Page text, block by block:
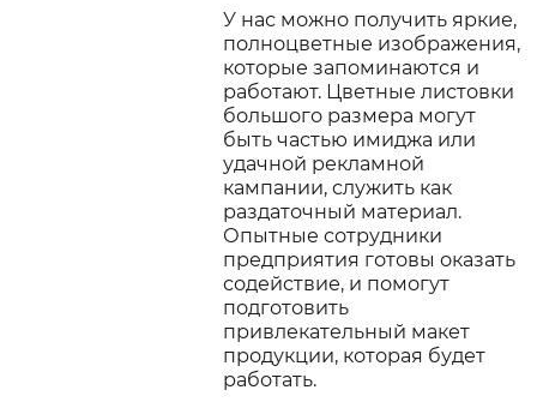
У нас можно получить яркие,
полноцветные изображения,
которые запоминаются и
работают. Цветные листовки
большого размера могут
быть частью имиджа или
удачной рекламной
кампании, служить как
раздаточный материал.
Опытные сотрудники
предприятия готовы оказать
содействие, и помогут
подготовить
привлекательный макет
продукции, которая будет
работать.